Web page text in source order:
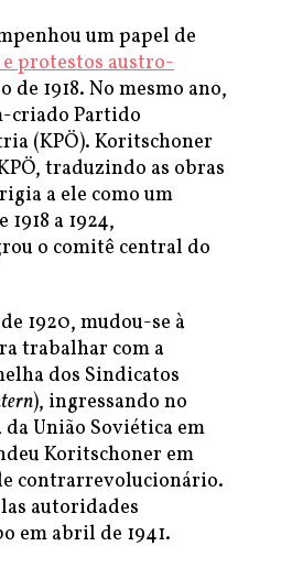
um papel de
e protestos austro-
de 1918. No mesmo ano,
criado Partido
(KPÖ). Koritschoner
traduzindo as obras
a ele como um
1918 a 1924,
o comitê central do
1920, mudou-se à
trabalhar com a
dos Sindicatos
), ingressando no
União Soviética em
Koritschoner em
contrarrevolucionário.
autoridades
em abril de 1941.